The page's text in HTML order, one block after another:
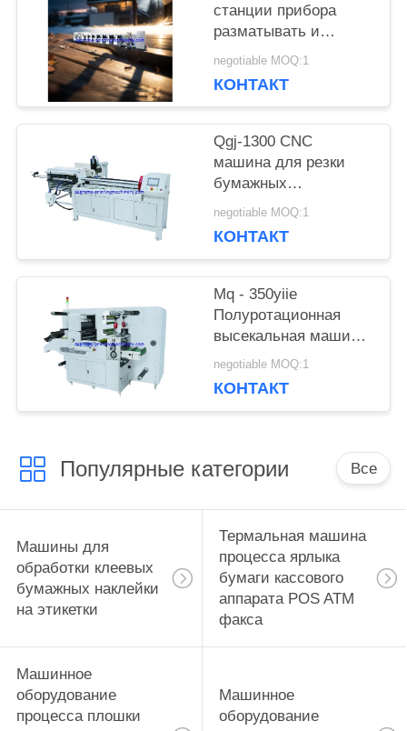
ПОЛИТИКА
КОНФИДЕНЦИАЛЬНОСТИ
станции прибора
разматывать и
перематывать
HBRY-W нон-стоп
прокатывая
negotiable MOQ:1
КОНТАКТ
Qgj-1300 CNC
машина для резки
бумажных
пластиковых труб
negotiable MOQ:1
КОНТАКТ
Mq - 350yiie
Полуротационная
высекальная машина
с продольной резкой
negotiable MOQ:1
КОНТАКТ
Популярные категории Все
Машины для
обработки клеевых
бумажных наклейки
на этикетки
Термальная машина
процесса ярлыка
бумаги кассового
аппарата POS ATM
факса
Машинное
оборудование
процесса плошки
Машинное
оборудование